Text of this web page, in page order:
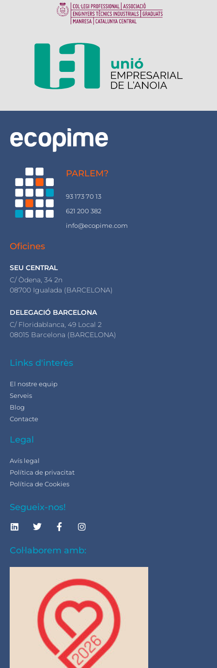
PARLEM?
93 173 70 13
621 200 382
info@ecopime.com
Oficines
SEU CENTRAL
C/ Òdena, 34 2n
08700 Igualada (BARCELONA)
DELEGACIÓ BARCELONA
C/ Floridablanca, 49 Local 2
08015 Barcelona (BARCELONA)
Links d'interès
El nostre equip
Serveis
Blog
Contacte
Legal
Avís legal
Política de privacitat
Política de Cookies
Segueix-nos!
Col·laborem amb: